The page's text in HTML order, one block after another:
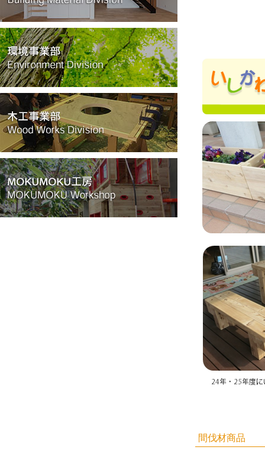
間伐材商品